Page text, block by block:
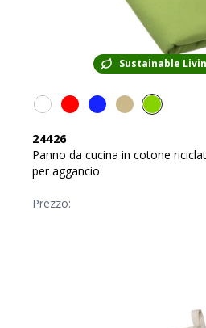
Sustainable
24426
Panno da cucina in cotone
per aggancio
Prezzo: